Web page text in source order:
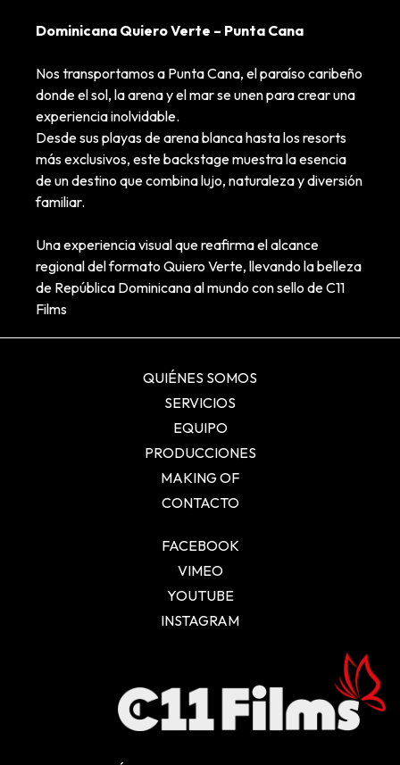
Dominicana Quiero Verte – Punta Cana
Nos transportamos a Punta Cana, el paraíso caribeño
donde el sol, la arena y el mar se unen para crear una
experiencia inolvidable.
Desde sus playas de arena blanca hasta los resorts
más exclusivos, este backstage muestra la esencia
de un destino que combina lujo, naturaleza y diversión
familiar.
Una experiencia visual que reafirma el alcance
regional del formato Quiero Verte, llevando la belleza
de República Dominicana al mundo con sello de C11
Films
QUIÉNES SOMOS
SERVICIOS
EQUIPO
PRODUCCIONES
MAKING OF
CONTACTO
FACEBOOK
VIMEO
YOUTUBE
INSTAGRAM